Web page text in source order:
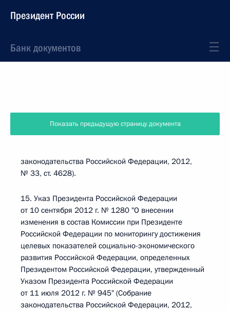
Президент России
Банк документов
Показать предыдущую страницу документа
законодательства Российской Федерации, 2012,
№ 33, ст. 4628).
15. Указ Президента Российской Федерации
от 10 сентября 2012 г. № 1280 "О внесении
изменения в состав Комиссии при Президенте
Российской Федерации по мониторингу достижения
целевых показателей социально-экономического
развития Российской Федерации, определенных
Президентом Российской Федерации, утвержденный
Указом Президента Российской Федерации
от 11 июля 2012 г. № 945" (Собрание
законодательства Российской Федерации, 2012,